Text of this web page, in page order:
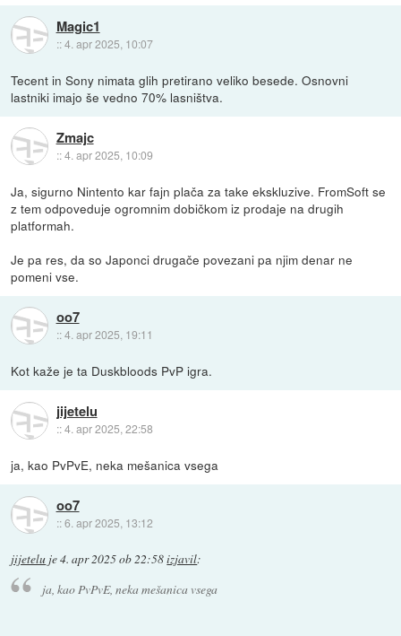
Magic1
::4. apr 2025, 10:07
Tecent in Sony nimata glih pretirano veliko besede. Osnovni
lastniki imajo še vedno 70% lasništva.
Zmajc
::4. apr 2025, 10:09
Ja, sigurno Nintento kar fajn plača za take ekskluzive. FromSoft se
z tem odpoveduje ogromnim dobičkom iz prodaje na drugih
platformah.
Je pa res, da so Japonci drugače povezani pa njim denar ne
pomeni vse.
oo7
::4. apr 2025, 19:11
Kot kaže je ta Duskbloods PvP igra.
jijetelu
::4. apr 2025, 22:58
ja, kao PvPvE, neka mešanica vsega
oo7
::6. apr 2025, 13:12
jijetelu je4. apr 2025 ob 22:58izjavil:
ja, kao PvPvE, neka mešanica vsega